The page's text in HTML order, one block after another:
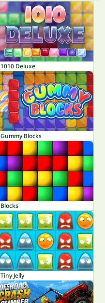
1010 Deluxe
Gummy Blocks
Blocks
Tiny Jelly